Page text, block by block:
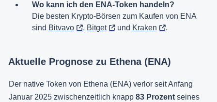
Wo kann ich den ENA-Token handeln?
Die besten Krypto-Börsen zum Kaufen von ENA
sind Bitvavo , Bitget und Kraken .
Aktuelle Prognose zu Ethena (ENA)
Der native Token von Ethena (ENA) verlor seit Anfang
Januar 2025 zwischenzeitlich knapp 83 Prozent seines